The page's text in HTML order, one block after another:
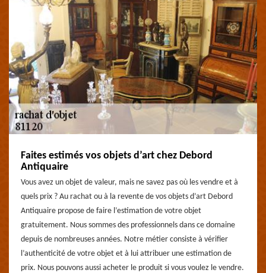
Faites estimés vos objets d’art chez Debord
Antiquaire
Vous avez un objet de valeur, mais ne savez pas où les vendre et à
quels prix ? Au rachat ou à la revente de vos objets d’art Debord
Antiquaire propose de faire l’estimation de votre objet
gratuitement. Nous sommes des professionnels dans ce domaine
depuis de nombreuses années. Notre métier consiste à vérifier
l’authenticité de votre objet et à lui attribuer une estimation de
prix. Nous pouvons aussi acheter le produit si vous voulez le vendre.